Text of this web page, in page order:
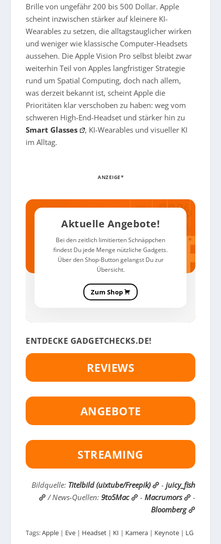
Brille von ungefähr 200 bis 500 Dollar. Apple
scheint inzwischen stärker auf kleinere KI-
Wearables zu setzen, die alltagstauglicher wirken
und weniger wie klassische Computer-Headsets
aussehen. Die Apple Vision Pro selbst bleibt zwar
weiterhin Teil von Apples langfristiger Strategie
rund um Spatial Computing, doch nach allem,
was derzeit bekannt ist, scheint Apple die
Prioritäten klar verschoben zu haben: weg vom
schweren High-End-Headset und stärker hin zu
Smart Glasses
, KI-Wearables und visueller KI
im Alltag.
ANZEIGE*
Aktuelle Angebote!
Bei den zeitlich limitierten Schnäppchen
findest Du jede Menge nützliche Gadgets.
Über den Shop-Button gelangst Du zur
Übersicht.
Zum Shop
ENTDECKE GADGETCHECKS.DE!
REVIEWS
ANGEBOTE
STREAMING
Bildquelle: Titelbild (uixtube/Freepik) - juicy_fish
/ News-Quellen: 9to5Mac - Macrumors
-
Bloomberg
Tags:Apple | Eve | Headset | KI | Kamera | Keynote | LG